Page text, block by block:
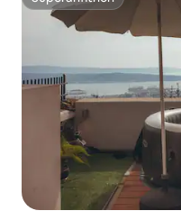
Superanfitrión